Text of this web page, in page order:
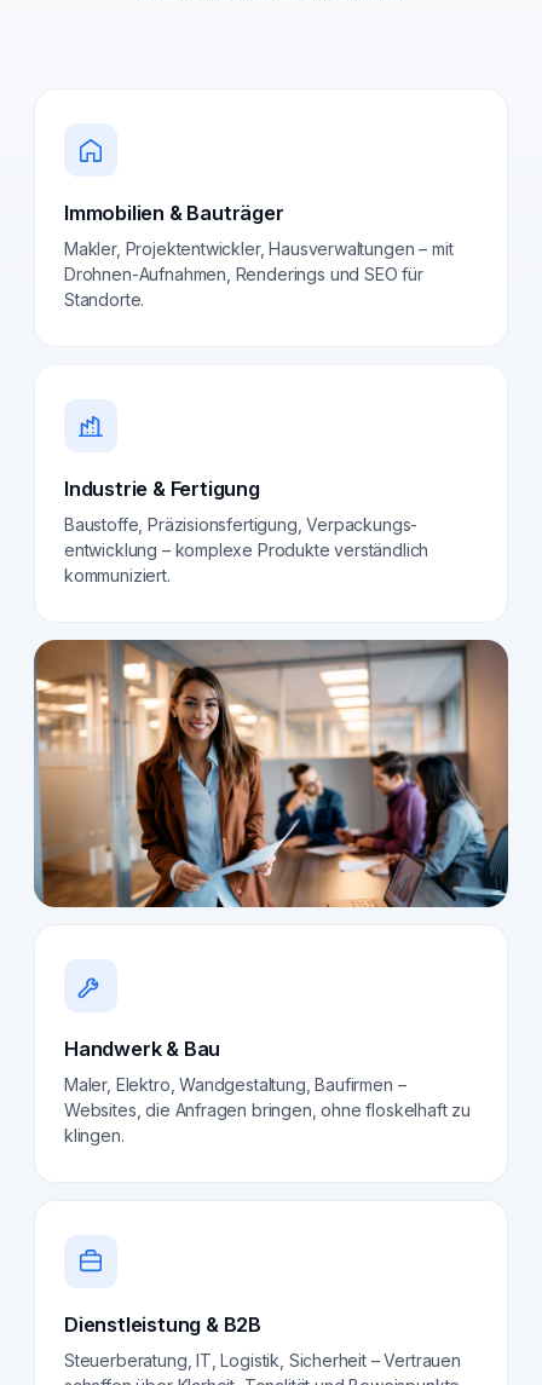
Immobilien & Bauträger
Makler, Projektentwickler, Hausverwaltungen – mit
Drohnen-Aufnahmen, Renderings und SEO für
Standorte.
Industrie & Fertigung
Baustoffe, Präzisionsfertigung, Verpackungs­
entwicklung – komplexe Produkte verständlich
kommuniziert.
Handwerk & Bau
Maler, Elektro, Wandgestaltung, Baufirmen –
Websites, die Anfragen bringen, ohne floskelhaft zu
klingen.
Dienstleistung & B2B
Steuerberatung, IT, Logistik, Sicherheit – Vertrauen